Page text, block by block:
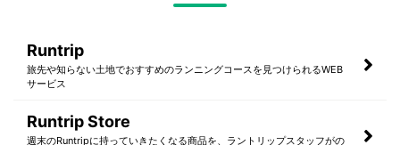
Runtrip
旅先や知らない土地でおすすめのランニングコースを見つけられるWEB
サービス
Runtrip Store
週末のRuntripに持っていきたくなる商品を、ラントリップスタッフがの